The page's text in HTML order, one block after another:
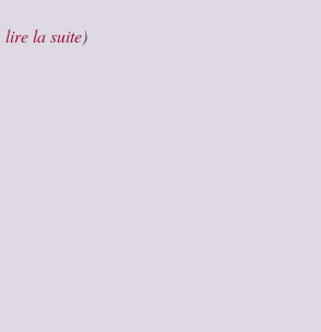
lire la suite)